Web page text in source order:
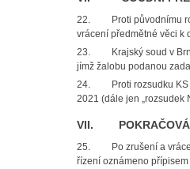
22. Proti původnímu
vrácení předmětné věci k
23. Krajský soud v Brně
jímž žalobu podanou
24. Proti rozsudku KS
2021 (dále jen „rozsudek
VII.
25. Po zrušení a vrácení
řízení oznámeno